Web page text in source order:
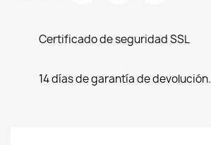
Certificado de seguridad SSL
14 días de garantía de devolución.